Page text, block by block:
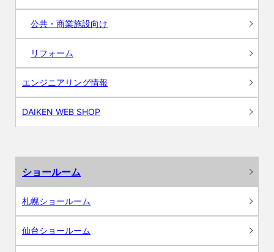
公共・商業施設向け
リフォーム
エンジニアリング情報
DAIKEN WEB SHOP
ショールーム
札幌ショールーム
仙台ショールーム